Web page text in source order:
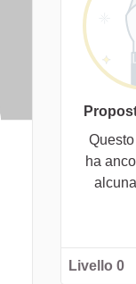
ha
Livello 0